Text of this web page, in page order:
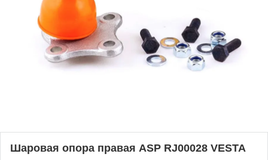
Шаровая опора правая ASP RJ00028 VESTA